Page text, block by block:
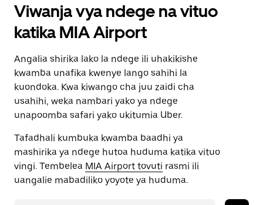
Viwanja vya ndege na vituo
katika MIA Airport
Angalia shirika lako la ndege ili uhakikishe
kwamba unafika kwenye lango sahihi la
kuondoka. Kwa kiwango cha juu zaidi cha
usahihi, weka nambari yako ya ndege
unapoomba safari yako ukitumia Uber.
Tafadhali kumbuka kwamba baadhi ya
mashirika ya ndege hutoa huduma katika vituo
vingi. Tembelea MIA Airport tovuti rasmi ili
uangalie mabadiliko yoyote ya huduma.